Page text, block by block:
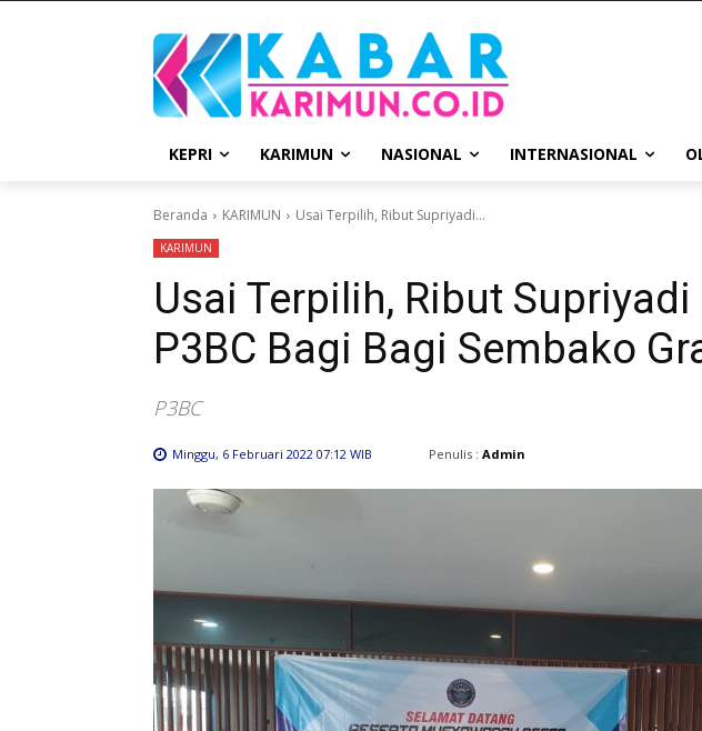
KEPRI KARIMUN NASIONAL INTERNASIONAL
Beranda KARIMUN Usai Terpilih, Ribut Supriyadi...
KARIMUN
Usai Terpilih, Ribut
P3BC Bagi Bagi Sembako
P3BC
Minggu, 6 Februari 2022 07:12 WIB Penulis : Admin